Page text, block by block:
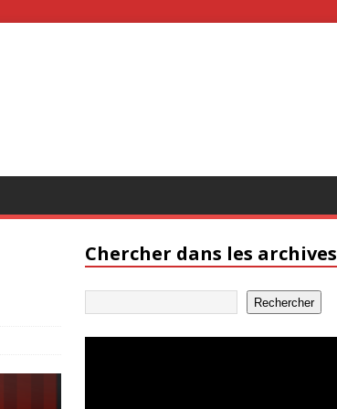
Chercher dans les archives
Rechercher